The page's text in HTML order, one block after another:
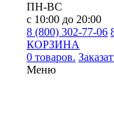
ПН-ВС
с 10:00 до 20:00
8 (800) 302-77-06
КОРЗИНА
0 товаров.
Меню